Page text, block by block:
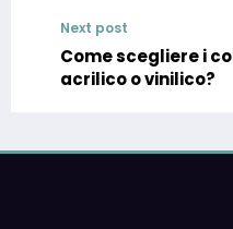
Next post
Come scegliere i
acrilico o vinilico?